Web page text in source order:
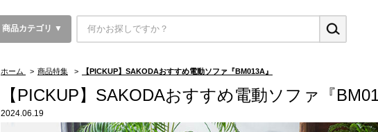
商品カテゴリ ▼
ホーム > 商品特集 > 【PICKUP】SAKODAおすすめ電動ソファ『BM013A』
【PICKUP】SAKODAおすすめ電動ソファ『
2024.06.19